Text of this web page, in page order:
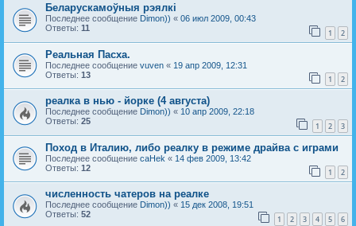
Беларускамоўныя рэялкі
Последнее сообщение Dimon)) « 06 июл 2009, 00:43
Ответы: 11 1 2
Реальная Пасха.
Последнее сообщение vuven « 19 апр 2009, 12:31
Ответы: 13 1 2
реалка в нью - йорке (4 августа)
Последнее сообщение Dimon)) « 10 апр 2009, 22:18
Ответы: 25 1 2 3
Поход в Италию, либо реалку в режиме драйва с играми
Последнее сообщение caHek « 14 фев 2009, 13:42
Ответы: 12 1 2
численность чатеров на реалке
Последнее сообщение Dimon)) « 15 дек 2008, 19:51
Ответы: 52 1 2 3 4 5 6